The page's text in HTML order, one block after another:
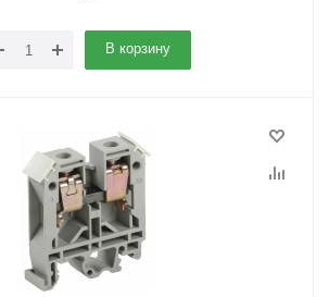
В корзину